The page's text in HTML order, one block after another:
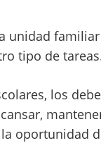
unidad
tipo de
los
oportunidad